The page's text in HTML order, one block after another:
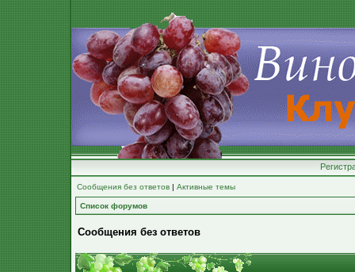
Сообщения без ответов | Активные темы
Список форумов
Сообщения без ответов